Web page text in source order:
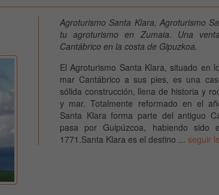
Agroturismo Santa Klara, Agroturismo
tu agroturismo en Zumaia. Una
Cantábrico en la costa de Gipuzkoa.
El Agroturismo Santa Klara, situado en
mar Cantábrico a sus pies, es una
sólida construcción, llena de historia y
y mar. Totalmente reformado en el
Santa Klara forma parte del antiguo
pasa por Guipúzcoa, habiendo sido
1771.Santa Klara es el destino ... seguir